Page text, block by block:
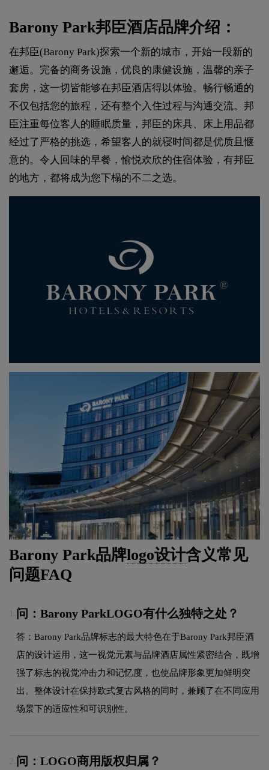
Barony Park邦臣酒店品牌介绍：
在邦臣(Barony Park)探索一个新的城市，开始一段新的
邂逅。完备的商务设施，优良的康健设施，温馨的亲子
套房，这一切皆能够在邦臣酒店得以体验。畅行畅通的
不仅包括您的旅程，还有整个入住过程与沟通交流。邦
臣注重每位客人的睡眠质量，邦臣的床具、床上用品都
经过了严格的挑选，希望客人的就寝时间都是优质且惬
意的。令人回味的早餐，愉悦欢欣的住宿体验，有邦臣
的地方，都将成为您下榻的不二之选。
Barony Park品牌logo设计含义常见
问题FAQ
问：Barony ParkLOGO有什么独特之处？
答：Barony Park品牌标志的最大特色在于Barony Park邦臣酒
店的设计运用，这一视觉元素与品牌酒店属性紧密结合，既增
强了标志的视觉冲击力和记忆度，也使品牌形象更加鲜明突
出。整体设计在保持欧式复古风格的同时，兼顾了在不同应用
场景下的适应性和可识别性。
2. 问：LOGO商用版权归属？